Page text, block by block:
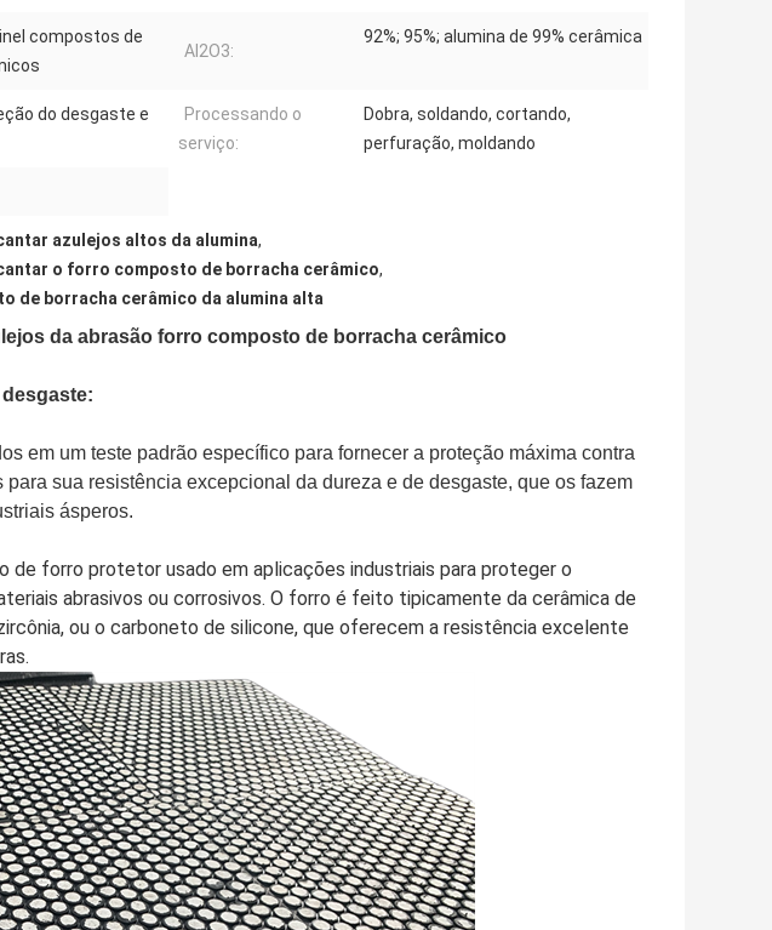
compostos de
AI2O3:
92%; 95%; alumina de 99% cerâmica
do desgaste e
Processando o
serviço:
Dobra, soldando, cortando,
perfuração, moldando
azulejos altos da alumina,
o forro composto de borracha cerâmico,
de borracha cerâmico da alumina alta
da abrasão forro composto de borracha cerâmico
em um teste padrão específico para fornecer a proteção máxima contra
sua resistência excepcional da dureza e de desgaste, que os fazem
ásperos.
de forro protetor usado em aplicações industriais para proteger o
abrasivos ou corrosivos. O forro é feito tipicamente da cerâmica de
ou o carboneto de silicone, que oferecem a resistência excelente